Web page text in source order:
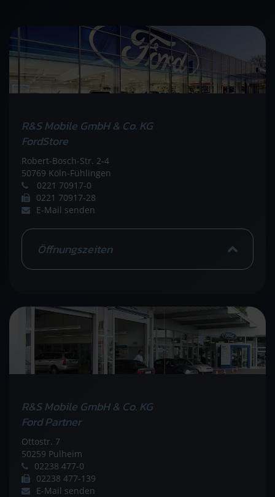
R&S Mobile GmbH & Co. KG
FordStore
Robert-Bosch-Str. 2-4
50769 Köln-Fühlingen
0221 70917-0
0221 70917-28
E-Mail senden
Öffnungszeiten
R&S Mobile GmbH & Co. KG
Ford Partner
Ottostr. 7
50259 Pulheim
02238 477-0
02238 477-139
E-Mail senden